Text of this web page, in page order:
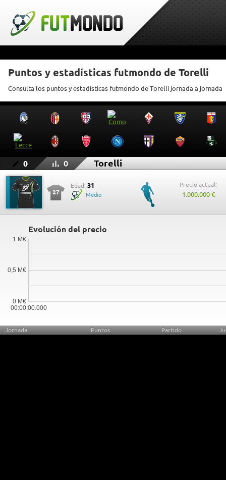
Puntos y estadísticas futmondo de Torelli
Consulta los puntos y estadísticas futmondo de Torelli jornada a jornada
0 0 Torelli
27
Edad: 31
Medio
Precio actual:
1.000.000 €
Evolución del precio
00:00:00.000
0 M€
0,5 M€
1 M€
Jornada Puntos Partido